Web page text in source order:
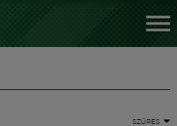
SZŰRÉS